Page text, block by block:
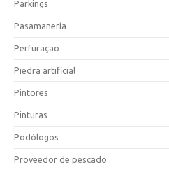
Parkings
Pasamanería
Perfuraçao
Piedra artificial
Pintores
Pinturas
Podólogos
Proveedor de pescado